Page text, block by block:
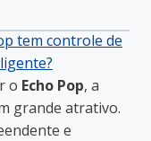
tem controle de
o Echo Pop, a
grande atrativo.
e